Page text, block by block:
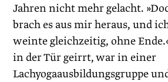
Jahren nicht mehr gelacht.
brach es aus mir heraus, und
weinte gleichzeitig, ohne
in der Tür geirrt, war in einer
Lachyogaausbildungsgruppe